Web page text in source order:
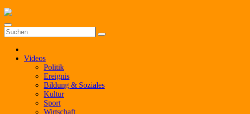
Zum
Inhalt
springen
Videos
Politik
Ereignis
Bildung & Soziales
Kultur
Sport
Wirtschaft